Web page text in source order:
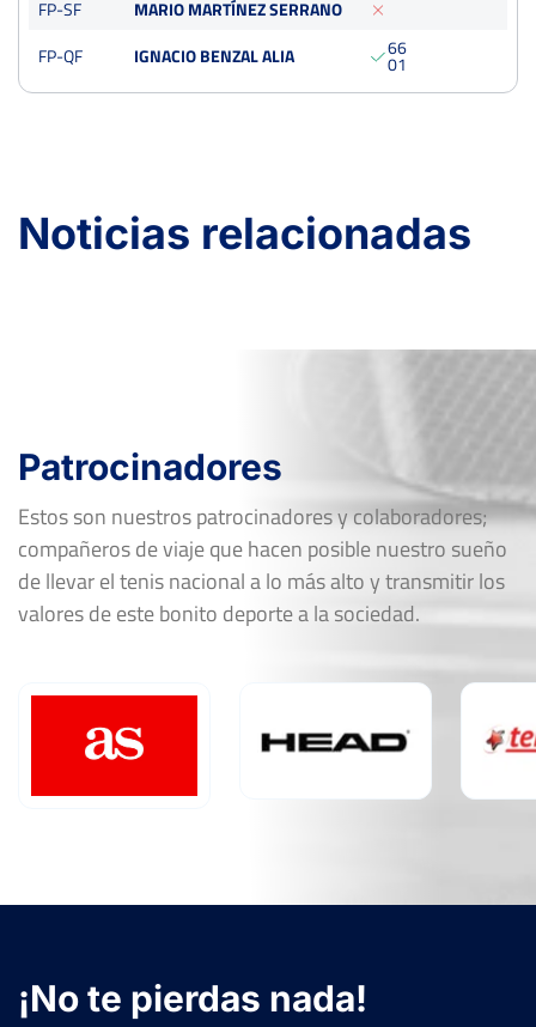
Dieciseisavos
FP-SF
MARIO MARTÍNEZ SERRANO
FP-QF
IGNACIO BENZAL ALIA 6
0
6
1
Noticias relacionadas
Patrocinadores
Estos son nuestros patrocinadores y colaboradores;
compañeros de viaje que hacen posible nuestro sueño
de llevar el tenis nacional a lo más alto y transmitir los
valores de este bonito deporte a la sociedad.
¡No te pierdas nada!